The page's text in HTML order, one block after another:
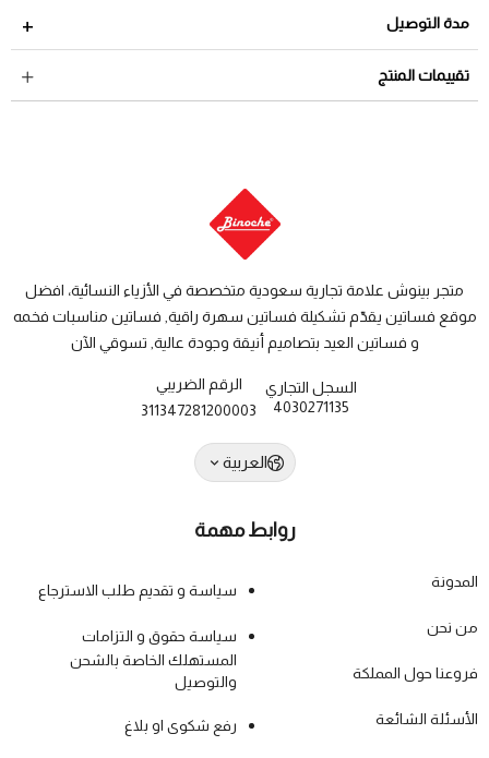
مدة الاسترجاع 2 أيام من تاريخ استلام الطلب
لمراجعة سياسة الاسترجاع عبر الرابط التالي
مدة التوصيل
داخل السعودية: من 3 الى 8 أيام عمل
تقييمات المنتج
متجر بينوش علامة تجارية سعودية متخصصة في الأزياء النسائية، افضل
موقع فساتين يقدّم تشكيلة فساتين سهرة راقية, فساتين مناسبات فخمه
و فساتين العيد بتصاميم أنيقة وجودة عالية, تسوقي الآن
السجل التجاري
4030271135
الرقم الضريبي
311347281200003
العربية
روابط مهمة
المدونة
من نحن
فروعنا حول المملكة
الأسئلة الشائعة
سياسة و تقديم طلب الاسترجاع
سياسة حقوق و التزامات
المستهلك الخاصة بالشحن
والتوصيل
رفع شكوى او بلاغ